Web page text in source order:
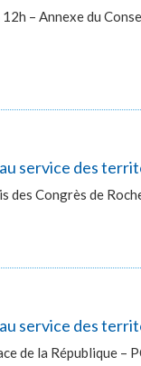
– Annexe du
service des
des Congrès de
service des
de la République –